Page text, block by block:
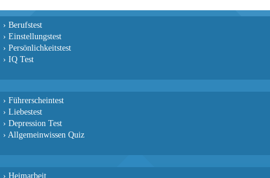
› Berufstest
› Einstellungstest
› Persönlichkeitstest
› IQ Test
› Führerscheintest
› Liebestest
› Depression Test
› Allgemeinwissen Quiz
› Heimarbeit